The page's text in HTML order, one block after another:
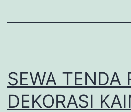
SEWA TENDA
DEKORASI